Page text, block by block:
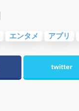
エンタメ アプリ
twitter